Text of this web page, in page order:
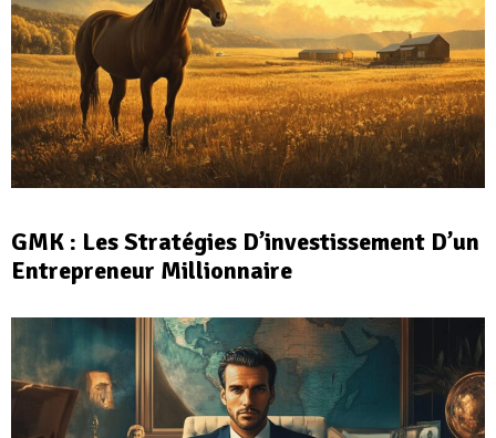
GMK : Les Stratégies D’investissement D’un
Entrepreneur Millionnaire